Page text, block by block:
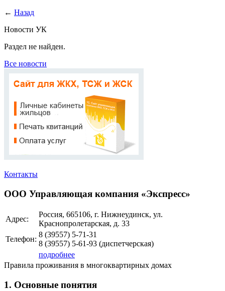
← Назад
Новости УК
Раздел не найден.
Все новости
Контакты
ООО Управляющая компания «Экспресс»
Адрес:
Россия, 665106, г. Нижнеудинск, ул.
Краснопролетарская, д. 33
Телефон:
8 (39557) 5-71-31
8 (39557) 5-61-93 (диспетчерская)
подробнее
Правила проживания в многоквартирных домах
1. Основные понятия